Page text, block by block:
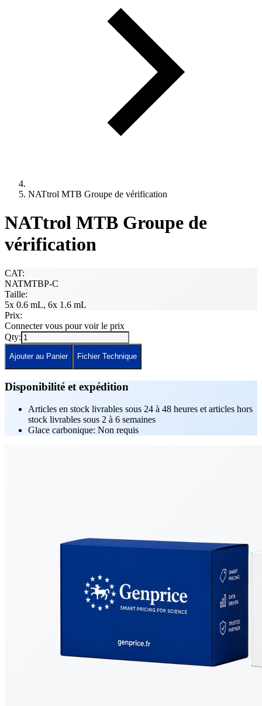
NATtrol MTB Groupe de vérification
NATtrol MTB Groupe de
vérification
CAT:
NATMTBP-C
Taille:
5x 0.6 mL, 6x 1.6 mL
Prix:
Connecter vous pour voir le prix
Qty:
Ajouter au Panier Fichier Technique
Disponibilité et expédition
Articles en stock livrables sous 24 à 48 heures et articles hors
stock livrables sous 2 à 6 semaines
Glace carbonique: Non requis